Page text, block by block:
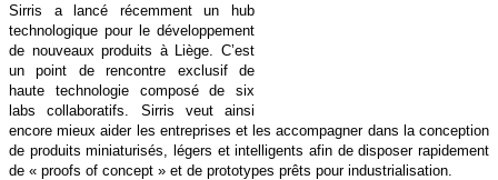
Sirris a lancé récemment un hub
technologique pour le développement
de nouveaux produits à Liège. C’est
un point de rencontre exclusif de
haute technologie composé de six
labs collaboratifs. Sirris veut ainsi
encore mieux aider les entreprises et les accompagner dans la conception
de produits miniaturisés, légers et intelligents afin de disposer rapidement
de « proofs of concept » et de prototypes prêts pour industrialisation.